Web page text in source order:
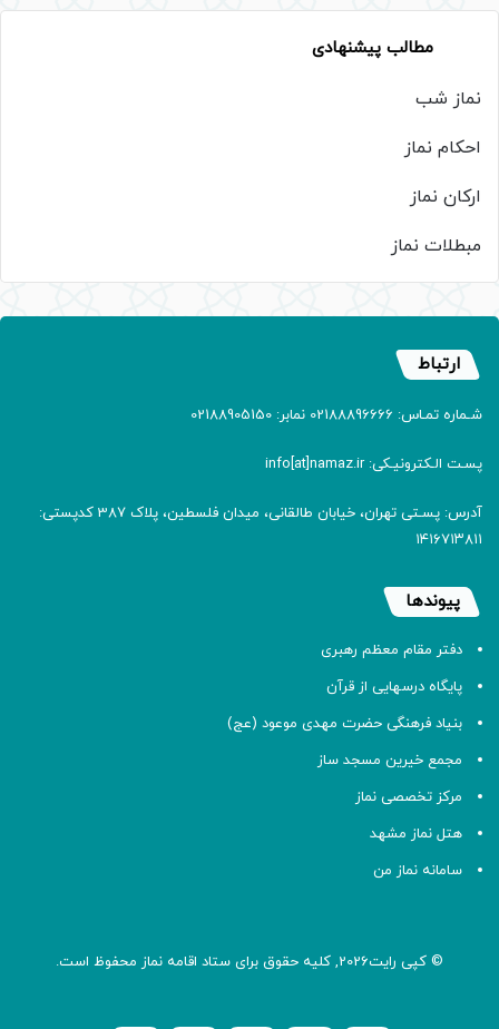
مطالب پیشنهادی
نماز شب
احکام نماز
ارکان نماز
مبطلات نماز
ارتباط
شـماره تمـاس: 02188896666 نمابر: 02188905150
پسـت الـکترونیـکی: info[at]namaz.ir
آدرس: پسـتی تهران، خیابان طالقانی، میدان فلسطین، پلاک 387 کدپستی:
۱۴۱۶۷۱۳۸۱۱
پیوندها
دفتر مقام معظم رهبری
پایگاه درسهایی از قرآن
بنیاد فرهنگی حضرت مهدی موعود (عج)
مجمع خیرین مسجد ساز
مرکز تخصصی نماز
هتل نماز مشهد
سامانه نماز من
© کپی رایت2026, کلیه حقوق برای ستاد اقامه نماز محفوظ است.